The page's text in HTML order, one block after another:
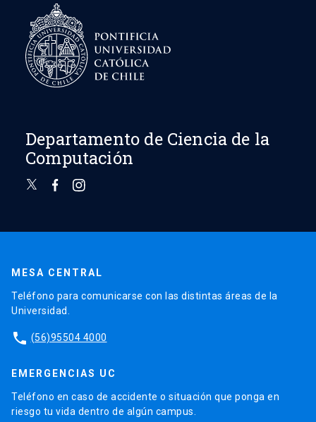
Departamento de Ciencia de la
Computación
MESA CENTRAL
Teléfono para comunicarse con las distintas áreas de la
Universidad.
phone (56)95504 4000
EMERGENCIAS UC
Teléfono en caso de accidente o situación que ponga en
riesgo tu vida dentro de algún campus.